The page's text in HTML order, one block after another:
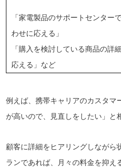
「家電製品のサポートセンター
わせに応える」
「購入を検討している商品の詳
応える」など
例えば、携帯キャリアのカスタマ
が高いので、見直しをしたい」と
顧客に詳細をヒアリングしながら
ランであれば、月々の料金を抑え